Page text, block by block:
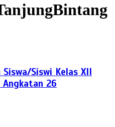
Siswi Kelas XII
Angkatan 26